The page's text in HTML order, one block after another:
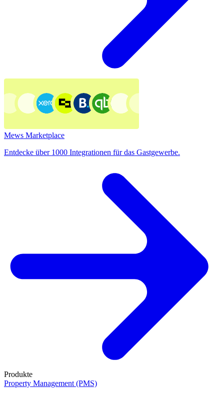
Mews Marketplace
Entdecke über 1000 Integrationen für das Gastgewerbe.
Produkte
Property Management (PMS)